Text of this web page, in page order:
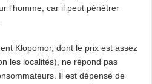
l'homme, car il peut pénétrer
Klopomor, dont le prix est assez
les localités), ne répond pas
Il est dépensé de